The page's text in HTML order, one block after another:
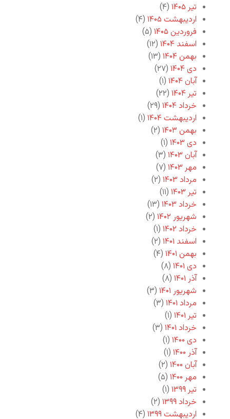
تیر ۱۴۰۵
(۴)
اردیبهشت ۱۴۰۵
(۴)
فروردین ۱۴۰۵
(۵)
اسفند ۱۴۰۴
(۱۲)
بهمن ۱۴۰۴
(۱۳)
دی ۱۴۰۴
(۲۷)
آبان ۱۴۰۴
(۱)
تیر ۱۴۰۴
(۲۲)
خرداد ۱۴۰۴
(۲۹)
اردیبهشت ۱۴۰۴
(۱)
بهمن ۱۴۰۳
(۲)
دی ۱۴۰۳
(۱)
آبان ۱۴۰۳
(۳)
مهر ۱۴۰۳
(۷)
مرداد ۱۴۰۳
(۲)
تیر ۱۴۰۳
(۱۱)
خرداد ۱۴۰۳
(۱۳)
شهریور ۱۴۰۲
(۲)
خرداد ۱۴۰۲
(۱)
اسفند ۱۴۰۱
(۲)
بهمن ۱۴۰۱
(۴)
دی ۱۴۰۱
(۸)
آذر ۱۴۰۱
(۸)
شهریور ۱۴۰۱
(۳)
مرداد ۱۴۰۱
(۳)
تیر ۱۴۰۱
(۱)
خرداد ۱۴۰۱
(۳)
دی ۱۴۰۰
(۱)
آذر ۱۴۰۰
(۱)
آبان ۱۴۰۰
(۲)
مهر ۱۴۰۰
(۵)
تیر ۱۳۹۹
(۱)
خرداد ۱۳۹۹
(۲)
اردیبهشت ۱۳۹۹
(۴)